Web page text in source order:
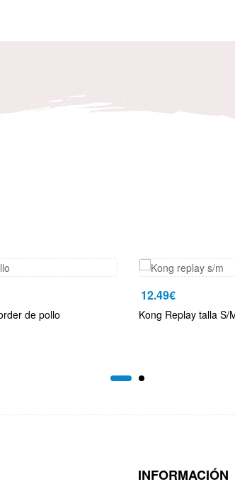
de pollo
12.49€
Kong Replay talla S/
INFORMACIÓN